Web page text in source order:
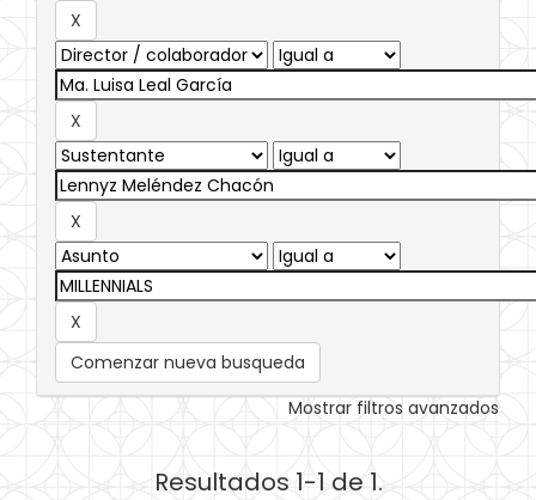
Comenzar nueva busqueda
Mostrar filtros avanzados
Resultados 1-1 de 1.